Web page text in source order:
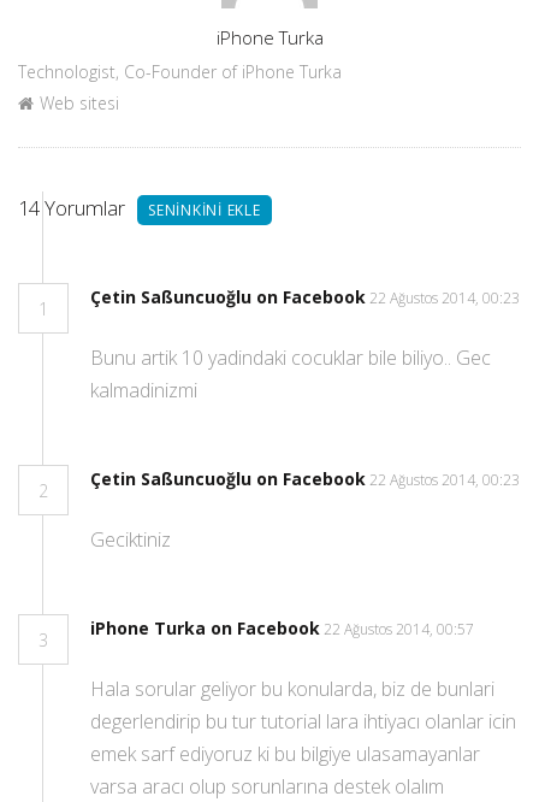
iPhone Turka
Technologist, Co-Founder of iPhone Turka
Web sitesi
14Yorumlar SENINKINI EKLE
1
Çetin Saßuncuoğlu on Facebook 22 Ağustos 2014, 00:23
Bunu artik 10 yadindaki cocuklar bile biliyo.. Gec
kalmadinizmi
2
Çetin Saßuncuoğlu on Facebook 22 Ağustos 2014, 00:23
Geciktiniz
3
iPhone Turka on Facebook 22 Ağustos 2014, 00:57
Hala sorular geliyor bu konularda, biz de bunlari
degerlendirip bu tur tutorial lara ihtiyacı olanlar icin
emek sarf ediyoruz ki bu bilgiye ulasamayanlar
varsa aracı olup sorunlarına destek olalım